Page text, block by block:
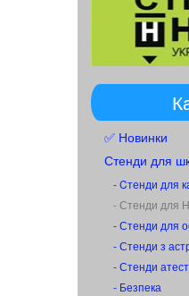
✅ Новинки
Стенди для
- Cтенди для
- Стенди для
- Стенди для
- Стенди з
- Стенди
- Безпека